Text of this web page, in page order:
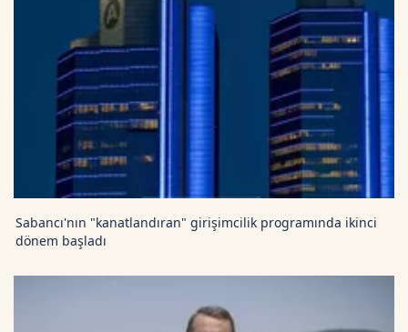
Sabancı'nın "kanatlandıran" girişimcilik programında ikinci
dönem başladı